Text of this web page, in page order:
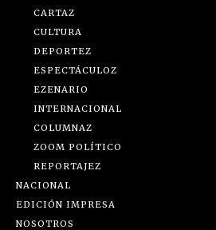
CARTAZ
CULTURA
DEPORTEZ
ESPECTÁCULOZ
EZENARIO
INTERNACIONAL
COLUMNAZ
ZOOM POLÍTICO
REPORTAJEZ
NACIONAL
EDICIÓN IMPRESA
NOSOTROS